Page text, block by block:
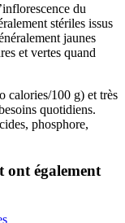
du
stériles issus
jaunes
et vertes quand
calories/100 g) et très
quotidiens.
phosphore,
ont également